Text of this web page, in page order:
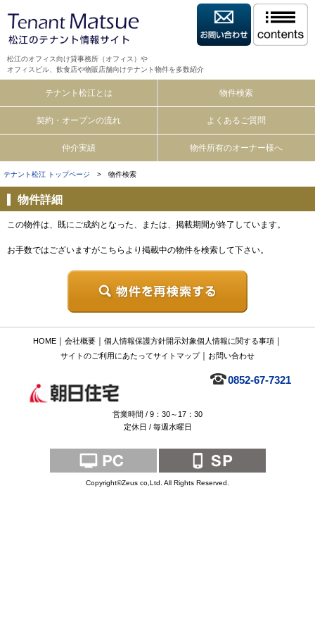
松江のオフィス向け貸事務所（オフィス）や
オフィスビル、飲食店や物販店舗向けテナント物件を多数紹介
テナント松江とは 物件検索
契約・オープンの流れ よくあるご質問
仲介実績 物件所有のオーナー様へ
テナント松江 トップページ > 物件検索
物件詳細
この物件は、既にご成約となった、または、掲載期間が終了しています。
お手数ではございますがこちらより掲載中の物件を検索して下さい。
HOME｜ 会社概要｜ 個人情報保護方針開示対象個人情報に関する事項｜
サイトのご利用にあたってサイトマップ｜ お問い合わせ
0852-67-7321
営業時間 / 9：30～17：30
定休日 / 毎週水曜日
Copyright©Zeus co,Ltd. All Rights Reserved.